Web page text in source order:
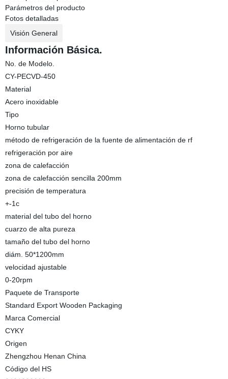
Parámetros del producto
Fotos detalladas
Visión General
Información Básica.
No. de Modelo.
CY-PECVD-450
Material
Acero inoxidable
Tipo
Horno tubular
método de refrigeración de la fuente de alimentación de rf
refrigeración por aire
zona de calefacción
zona de calefacción sencilla 200mm
precisión de temperatura
+-1c
material del tubo del horno
cuarzo de alta pureza
tamaño del tubo del horno
diám. 50*1200mm
velocidad ajustable
0-20rpm
Paquete de Transporte
Standard Export Wooden Packaging
Marca Comercial
CYKY
Origen
Zhengzhou Henan China
Código del HS